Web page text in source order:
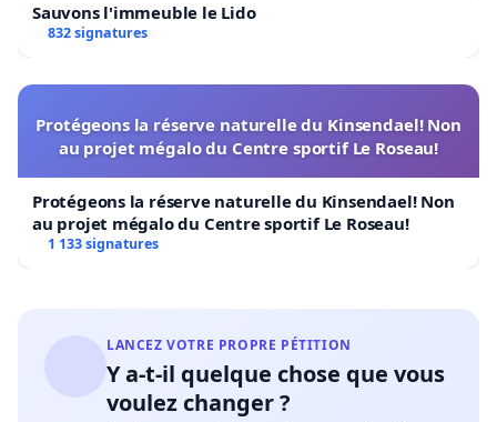
Sauvons l'immeuble le Lido
832 signatures
Protégeons la réserve naturelle du Kinsendael! Non
au projet mégalo du Centre sportif Le Roseau!
Protégeons la réserve naturelle du Kinsendael! Non
au projet mégalo du Centre sportif Le Roseau!
1 133 signatures
LANCEZ VOTRE PROPRE PÉTITION
Y a-t-il quelque chose que vous
voulez changer ?